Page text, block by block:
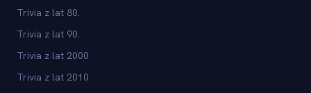
Trivia z lat 80.
Trivia z lat 90.
Trivia z lat 2000
Trivia z lat 2010